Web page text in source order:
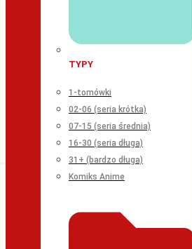
TYPY
1-tomówki
02-06 (seria krótka)
07-15 (seria średnia)
16-30 (seria długa)
31+ (bardzo długa)
Komiks Anime